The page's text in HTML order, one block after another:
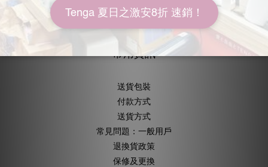
批發查詢
KOL計劃
常用資訊
送貨包裝
付款方式
送貨方式
常見問題：一般用戶
退換貨政策
保修及更換